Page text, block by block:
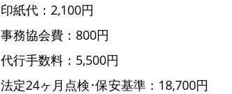
印紙代：2,100円
事務協会費：800円
代行手数料：5,500円
法定24ヶ月点検･保安基準：18,700円